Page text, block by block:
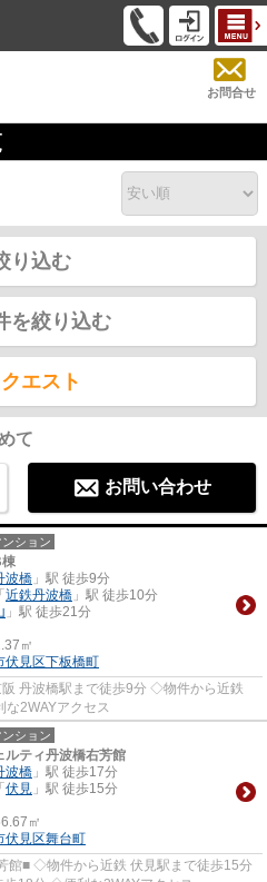
お問合せ
り込む
を絞り込む
エスト
て
お問い合わせ
ション
波橋 」駅 徒歩9分
「近鉄丹波橋 」駅 徒歩10分
」駅 徒歩21分
㎡
伏見区下板橋町
丹波橋駅まで徒歩9分 ◇物件から近鉄
2WAYアクセス
ション
ルティ丹波橋右芳館
波橋 」駅 徒歩17分
「伏見 」駅 徒歩15分
㎡
伏見区舞台町
館■ ◇物件から近鉄 伏見駅まで徒歩15分